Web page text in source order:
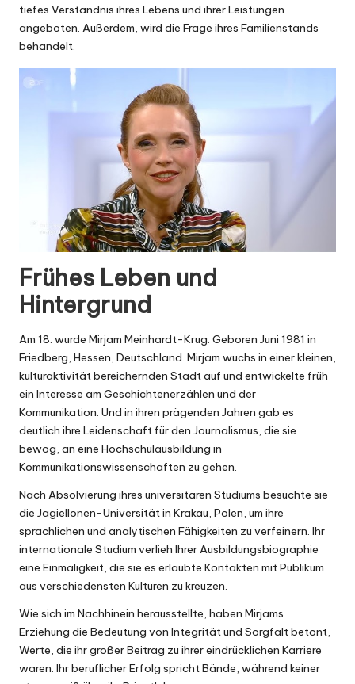
tiefes Verständnis ihres Lebens und ihrer Leistungen
angeboten. Außerdem, wird die Frage ihres Familienstands
behandelt.
Frühes Leben und
Hintergrund
Am 18. wurde Mirjam Meinhardt-Krug. Geboren Juni 1981 in
Friedberg, Hessen, Deutschland. Mirjam wuchs in einer kleinen,
kulturaktivität bereichernden Stadt auf und entwickelte früh
ein Interesse am Geschichtenerzählen und der
Kommunikation. Und in ihren prägenden Jahren gab es
deutlich ihre Leidenschaft für den Journalismus, die sie
bewog, an eine Hochschulausbildung in
Kommunikationswissenschaften zu gehen.
Nach Absolvierung ihres universitären Studiums besuchte sie
die Jagiellonen-Universität in Krakau, Polen, um ihre
sprachlichen und analytischen Fähigkeiten zu verfeinern. Ihr
internationale Studium verlieh Ihrer Ausbildungsbiographie
eine Einmaligkeit, die sie es erlaubte Kontakten mit Publikum
aus verschiedensten Kulturen zu kreuzen.
Wie sich im Nachhinein herausstellte, haben Mirjams
Erziehung die Bedeutung von Integrität und Sorgfalt betont,
Werte, die ihr großer Beitrag zu ihrer eindrücklichen Karriere
waren. Ihr beruflicher Erfolg spricht Bände, während keiner